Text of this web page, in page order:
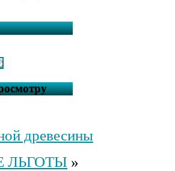
древесины
ЛЬГОТЫ »